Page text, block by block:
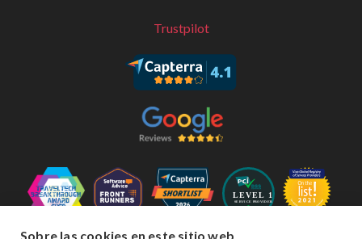
Trustpilot
Sobre las cookies en este sitio web